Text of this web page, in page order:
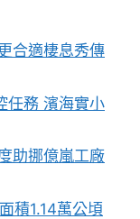
合適棲息秀傳
任務 濱海實小
助挪億嵐工廠
積1.14萬公頃